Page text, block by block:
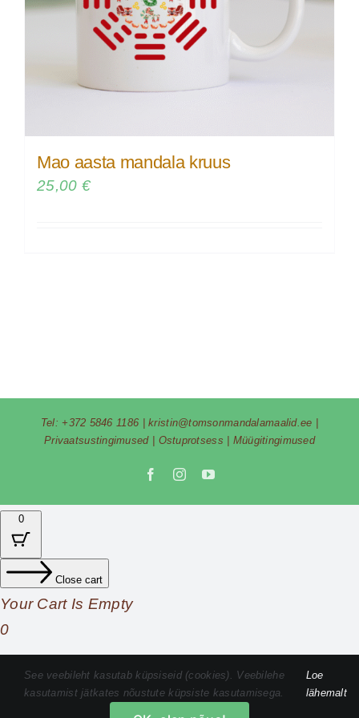
Mao aasta mandala kruus
25,00 €
Tel: +372 5846 1186 |kristin@tomsonmandalamaalid.ee
Privaatsustingimused| Ostuprotsess Müügitingimused
FacebookInstagramYouTube
0
Close cart
Your Cart Is Empty
0
Check out our shop to see what's available
See veebileht kasutab küpsiseid (cookies). Veebilehe
kasutamist jätkates nõustute küpsiste kasutamisega.
Loe
lähemalt